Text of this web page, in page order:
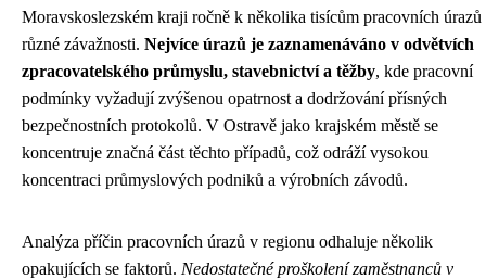
Moravskoslezském kraji ročně k několika tisícům pracovních úrazů
různé závažnosti. Nejvíce úrazů je zaznamenáváno v odvětvích
zpracovatelského průmyslu, stavebnictví a těžby, kde pracovní
podmínky vyžadují zvýšenou opatrnost a dodržování přísných
bezpečnostních protokolů. V Ostravě jako krajském městě se
koncentruje značná část těchto případů, což odráží vysokou
koncentraci průmyslových podniků a výrobních závodů.
Analýza příčin pracovních úrazů v regionu odhaluje několik
opakujících se faktorů. Nedostatečné proškolení zaměstnanců v